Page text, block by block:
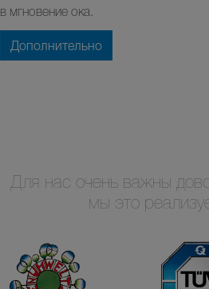
в мгновение ока.
Дополнительно
Для нас очень важны
мы это